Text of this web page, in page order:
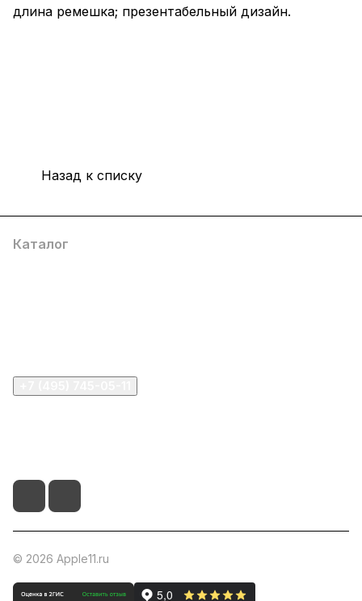
длина ремешка; презентабельный дизайн.
Назад к списку
Каталог
© 2026 Apple11.ru